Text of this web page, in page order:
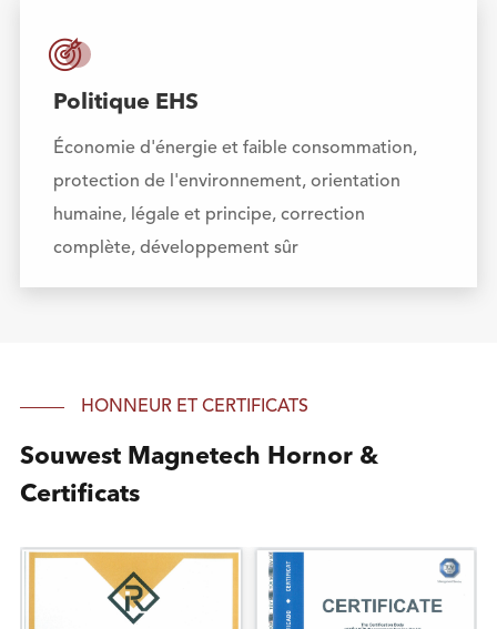

Politique EHS
Économie d'énergie et faible consommation,
protection de l'environnement, orientation
humaine, légale et principe, correction
complète, développement sûr
HONNEUR ET CERTIFICATS
Souwest Magnetech Hornor &
Certificats